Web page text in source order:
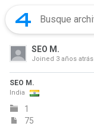
SEO M.
Joined 3 años atrás
SEO M.
India
1
75